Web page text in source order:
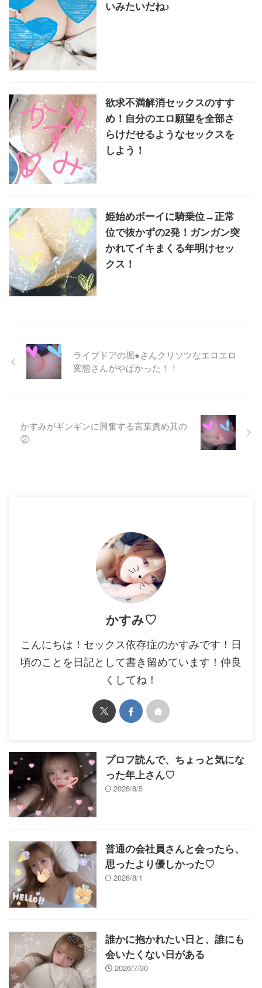
いみたいだね♪
欲求不満解消セックスのすす
め！自分のエロ願望を全部さ
らけだせるようなセックスを
しよう！
姫始めボーイに騎乗位→正常
位で抜かずの2発！ガンガン突
かれてイキまくる年明けセッ
クス！
ライブドアの堀●さんクリソツなエロエロ
変態さんがやばかった！！
かすみがギンギンに興奮する言葉責め其の
②
かすみ♡
こんにちは！セックス依存症のかすみです！日
頃のことを日記として書き留めています！仲良
くしてね！
プロフ読んで、ちょっと気にな
った年上さん♡
2026/8/5
普通の会社員さんと会ったら、
思ったより優しかった♡
2026/8/1
誰かに抱かれたい日と、誰にも
会いたくない日がある
2026/7/30